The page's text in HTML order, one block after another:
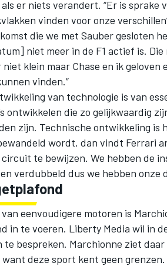
er niets verandert. “Er is sprake
vinden voor onze
die we met Sauber gesloten
niet meer in de F1 actief is. Die
klein maar Chase en ik geloven
vinden.”
van technologie is van
ontwikkelen die zo gelijkwaardig
zijn. Technische ontwikkeling is
wordt, dan vindt Ferrari
te bewijzen. We hebben de
verdubbeld dus we hebben onze
eenvoudigere motoren is
in te voeren. Liberty Media wil in
te bespreken. Marchionne ziet
deze sport kent geen